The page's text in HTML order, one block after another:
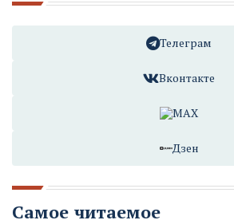
Телеграм
Вконтакте
MAX
Дзен
Самое читаемое